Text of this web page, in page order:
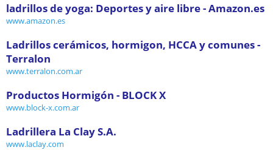
ladrillos de yoga: Deportes y aire libre - Amazon.es
www.amazon.es
Ladrillos cerámicos, hormigon, HCCA y comunes -
Terralon
www.terralon.com.ar
Productos Hormigón - BLOCK X
www.block-x.com.ar
Ladrillera La Clay S.A.
www.laclay.com